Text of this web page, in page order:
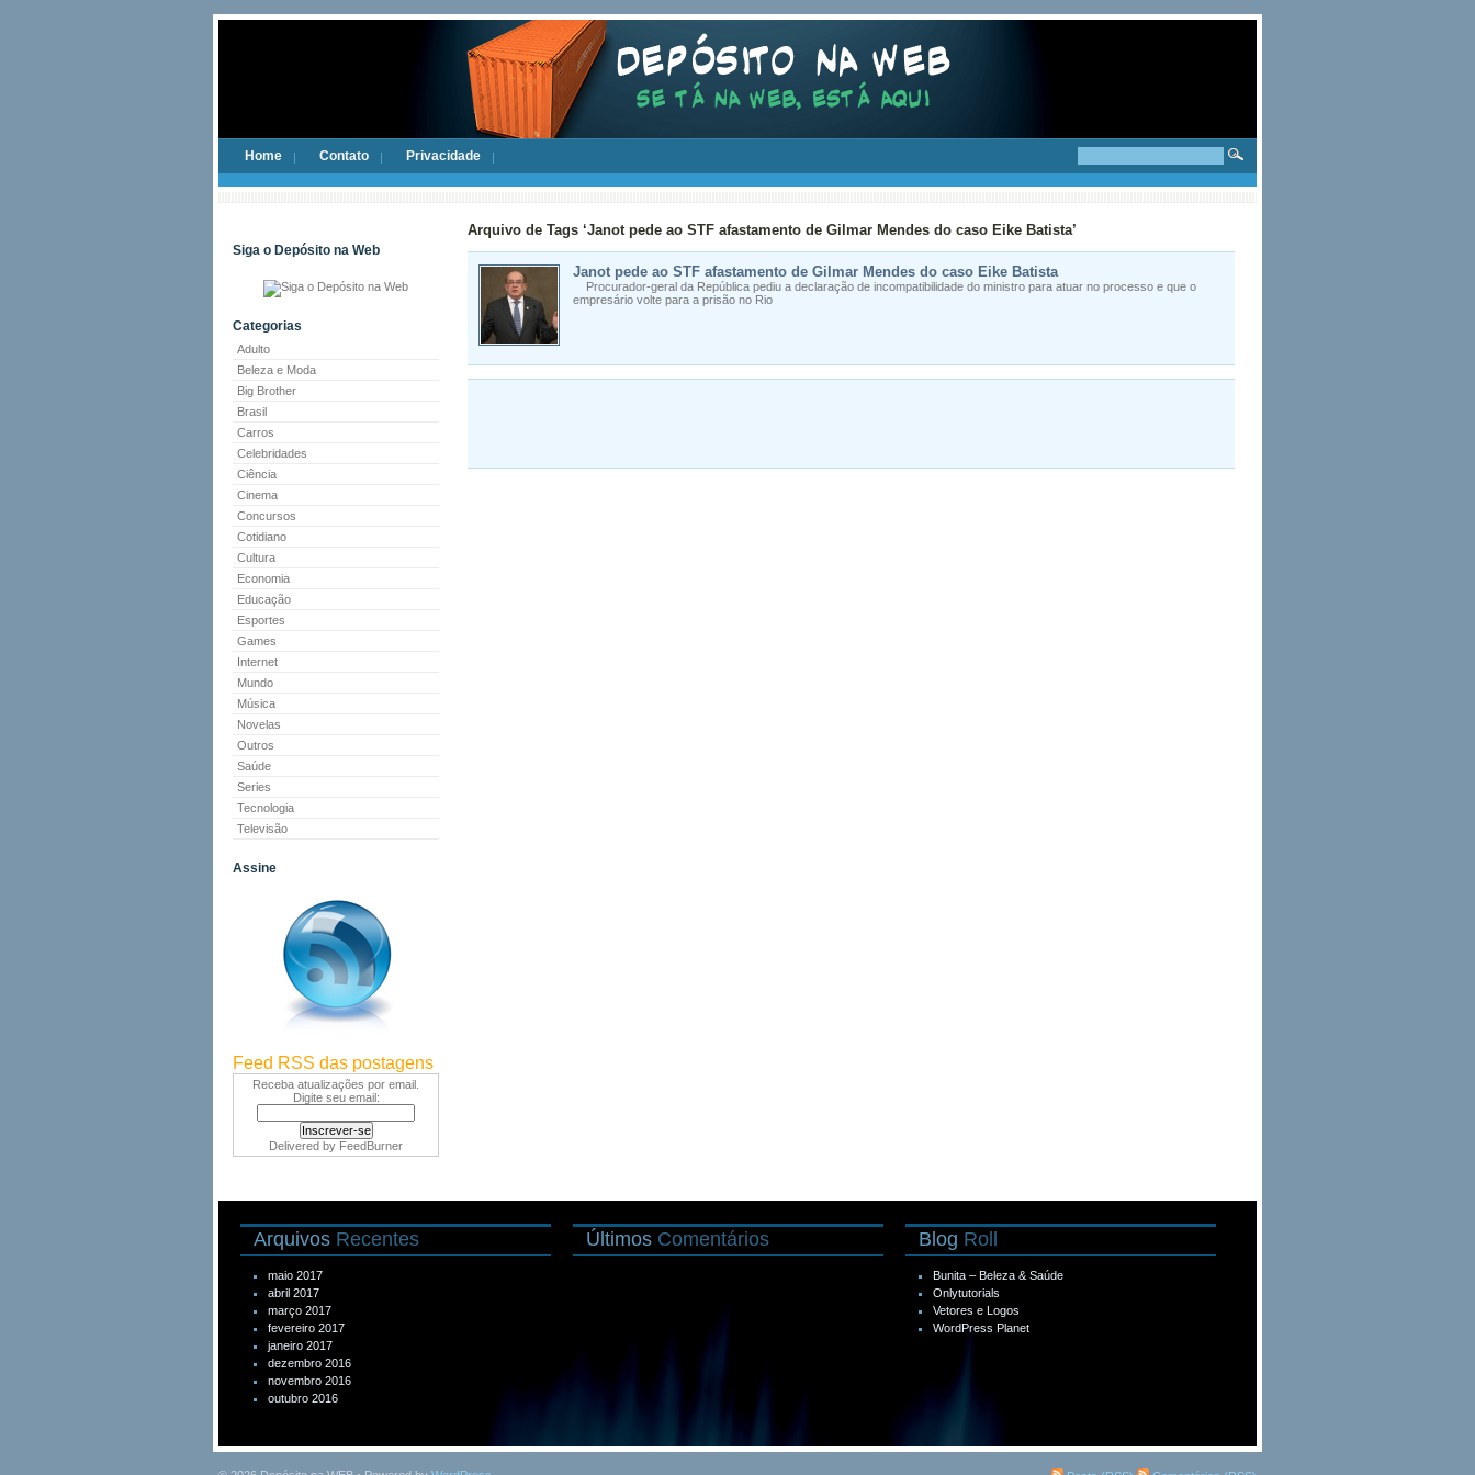
Home Contato Privacidade
Siga o Depósito na Web
Categorias
Adulto
Beleza e Moda
Big Brother
Brasil
Carros
Celebridades
Ciência
Cinema
Concursos
Cotidiano
Cultura
Economia
Educação
Esportes
Games
Internet
Mundo
Música
Novelas
Outros
Saúde
Series
Tecnologia
Televisão
Assine
Feed RSS das postagens
Receba atualizações por email.
Digite seu email:
Delivered by FeedBurner
Arquivo de Tags ‘Janot pede ao STF afastamento de Gilmar Mendes do caso Eike Batista’
Janot pede ao STF afastamento de Gilmar Mendes do caso Eike Batista
Procurador-geral da República pediu a declaração de incompatibilidade do ministro para atuar no processo e que o
empresário volte para a prisão no Rio
Arquivos Recentes
maio 2017
abril 2017
março 2017
fevereiro 2017
janeiro 2017
dezembro 2016
novembro 2016
outubro 2016
Últimos Comentários Blog Roll
Bunita – Beleza & Saúde
Onlytutorials
Vetores e Logos
WordPress Planet